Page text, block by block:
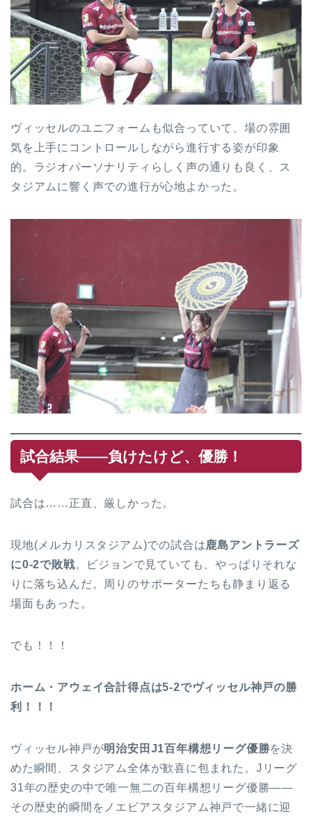
ヴィッセルのユニフォームも似合っていて、場の雰囲
気を上手にコントロールしながら進行する姿が印象
的。ラジオパーソナリティらしく声の通りも良く、ス
タジアムに響く声での進行が心地よかった。
試合結果——負けたけど、優勝！
試合は……正直、厳しかった。
現地(メルカリスタジアム)での試合は鹿島アントラーズ
に0-2で敗戦。ビジョンで見ていても、やっぱりそれな
りに落ち込んだ。周りのサポーターたちも静まり返る
場面もあった。
でも！！！
ホーム・アウェイ合計得点は5-2でヴィッセル神戸の勝
利！！！
ヴィッセル神戸が明治安田J1百年構想リーグ優勝を決
めた瞬間、スタジアム全体が歓喜に包まれた。Jリーグ
31年の歴史の中で唯一無二の百年構想リーグ優勝——
その歴史的瞬間をノエビアスタジアム神戸で一緒に迎